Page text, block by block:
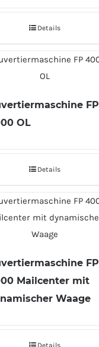
Details
FP
OL
Details
FP
Mailcenter mit
Waage
Details